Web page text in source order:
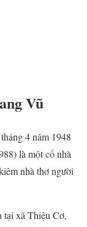
Vũ
4 năm 1948
là một cố nhà
nhà thơ người
xã Thiệu Cơ,